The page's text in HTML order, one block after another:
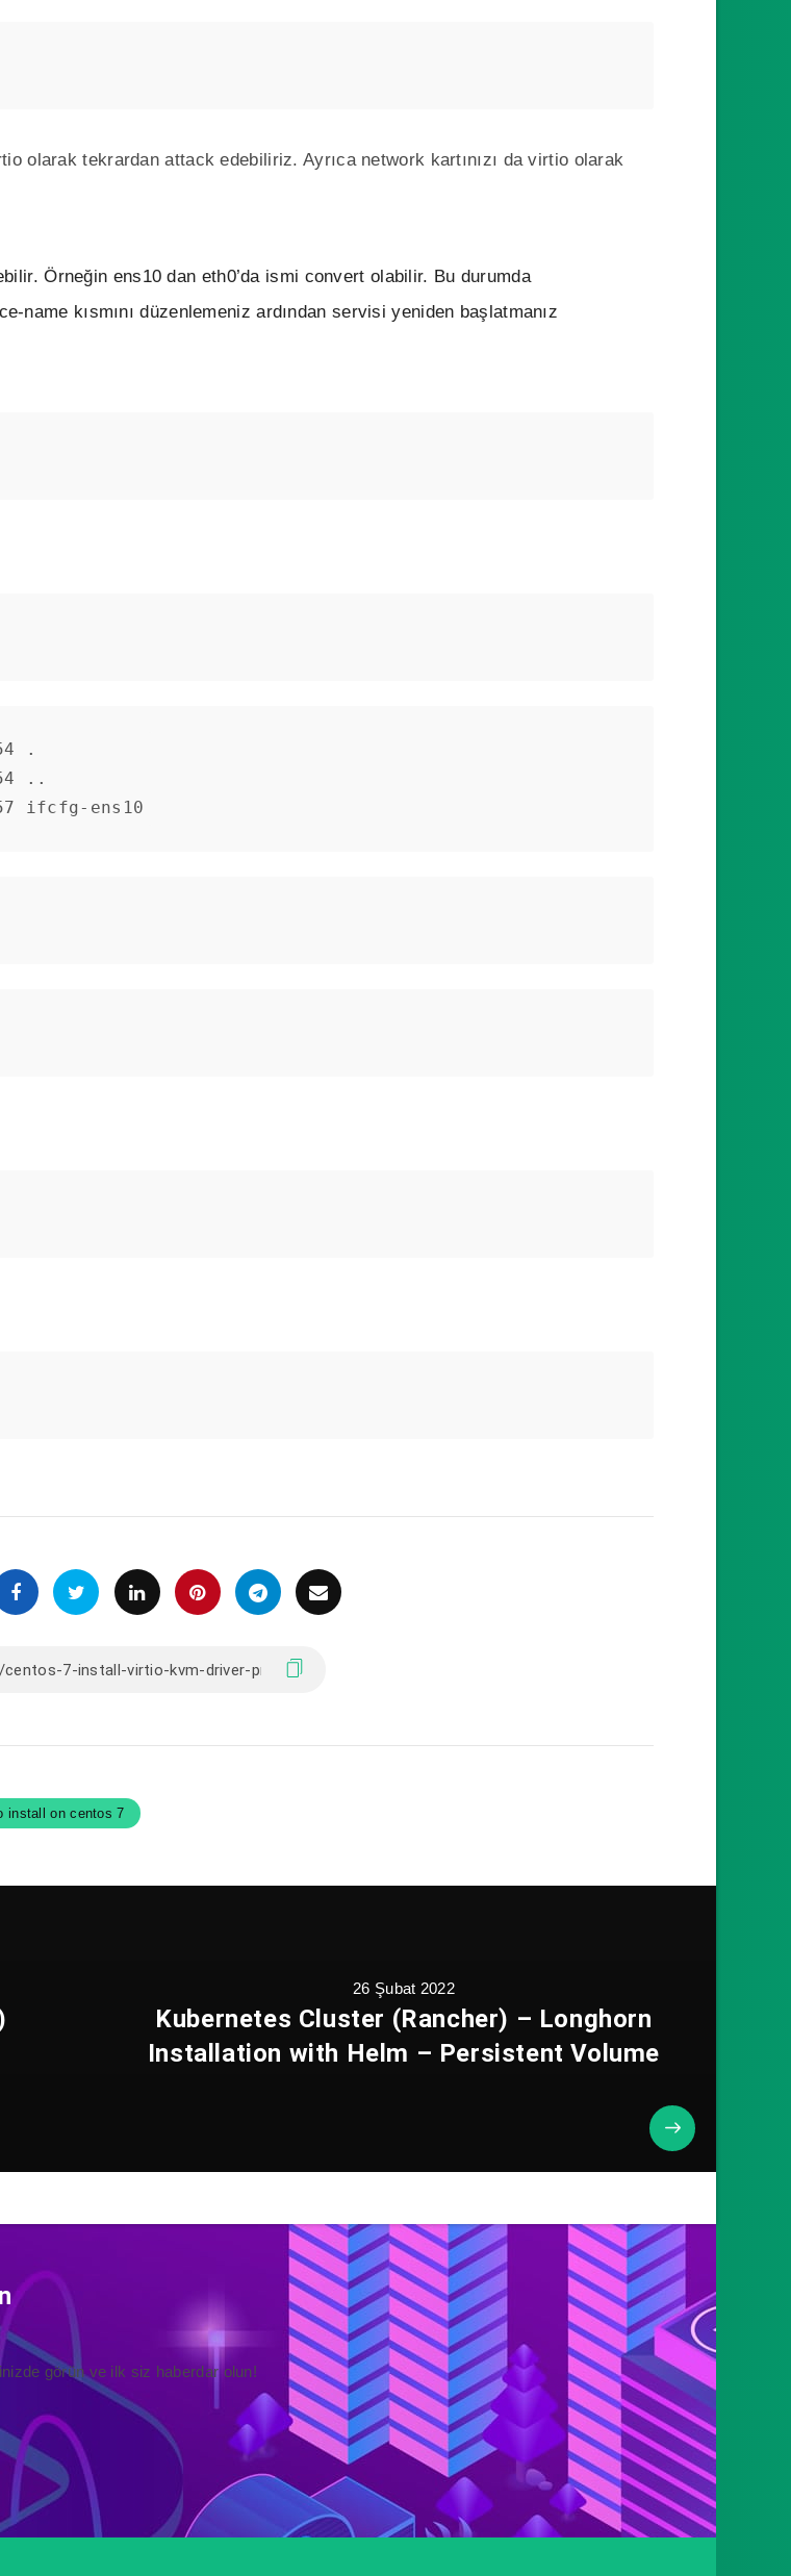
olarak tekrardan attack edebiliriz. Ayrıca network kartınızı da virtio olarak
Örneğin ens10 dan eth0’da ismi convert olabilir. Bu durumda
name kısmını düzenlemeniz ardından servisi yeniden başlatmanız
.
..
ifcfg-ens10
install on centos 7
26 Şubat 2022
Kubernetes Cluster (Rancher) – Longhorn
Installation with Helm – Persistent Volume
görün ve ilk siz haberdar olun!